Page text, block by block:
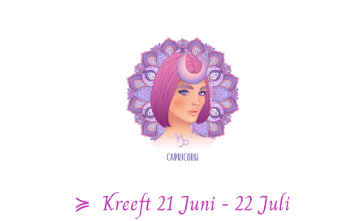
≽ Kreeft 21 Juni - 22 Juli